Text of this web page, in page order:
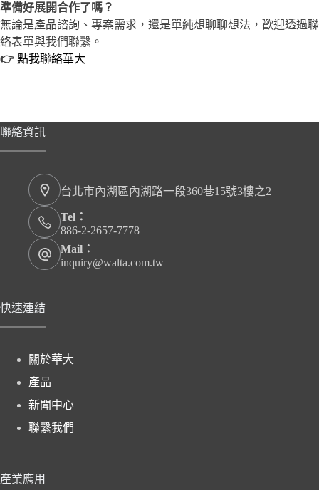
準備好展開合作了嗎？
無論是產品諮詢、專案需求，還是單純想聊聊想法，歡迎透過聯
絡表單與我們聯繫。
👉 點我聯絡華大
聯絡資訊
台北市內湖區內湖路一段360巷15號3樓之2
Tel：
886-2-2657-7778
Mail：
inquiry@walta.com.tw
快速連結
關於華大
產品
新聞中心
聯繫我們
產業應用